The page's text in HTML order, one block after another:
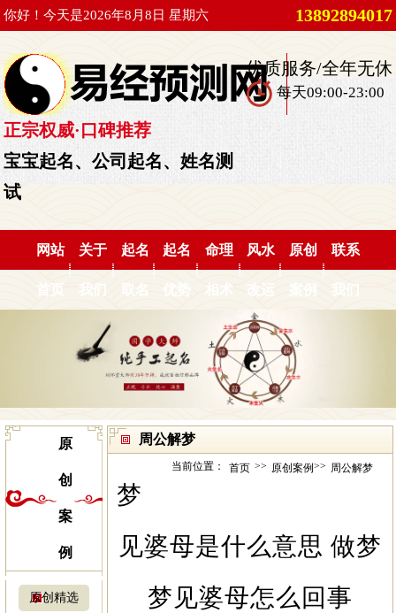
你好！今天是2026年8月8日 星期六 13892894017
正宗权威·口碑推荐
宝宝起名、公司起名、姓名测
试
优质服务/全年无休
每天09:00-23:00
网站
首页
关于
我们
起名
取名
起名
优势
命理
相术
风水
改运
原创
案例
联系
我们
原
创
案
例
原创精选
周公解梦
当前位置： 首页 >> 原创案例>> 周公解梦
梦
见婆母是什么意思 做梦
梦见婆母怎么回事